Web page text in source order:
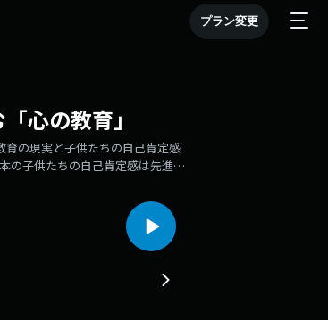
プラン変更
心の教育」
の現実と子供たちの自己肯定感
の子供たちの自己肯定感は先進国
ているのが現状です。学校教育
育システムがどう応えていくか
ジタルの刺激に晒されていま
います。SNSは便利である反面、
ストラリアやアメリカの一部の
に生きていくかが問われていま
しょうねんきょうけ）」という